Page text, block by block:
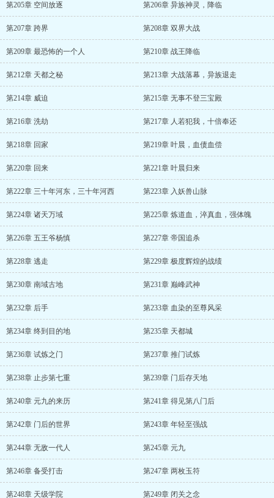
第205章 空间放逐 第206章 异族神灵，降临
第207章 跨界 第208章 双界大战
第209章 最恐怖的一个人 第210章 战王降临
第212章 天都之秘 第213章 大战落幕，异族退走
第214章 威迫 第215章 无事不登三宝殿
第216章 洗劫 第217章 人若犯我，十倍奉还
第218章 回家 第219章 叶晨，血债血偿
第220章 回来 第221章 叶晨归来
第222章 三十年河东，三十年河西 第223章 入妖兽山脉
第224章 诸天万域 第225章 炼道血，淬真血，强体魄
第226章 五王爷杨慎 第227章 帝国追杀
第228章 逃走 第229章 极度辉煌的战绩
第230章 南域古地 第231章 巅峰武神
第232章 后手 第233章 血染的至尊风采
第234章 终到目的地 第235章 天都城
第236章 试炼之门 第237章 推门试炼
第238章 止步第七重 第239章 门后存天地
第240章 元九的来历 第241章 得见第八门后
第242章 门后的世界 第243章 年轻至强战
第244章 无敌一代人 第245章 元九
第246章 备受打击 第247章 两枚玉符
第248章 天级学院 第249章 闭关之念